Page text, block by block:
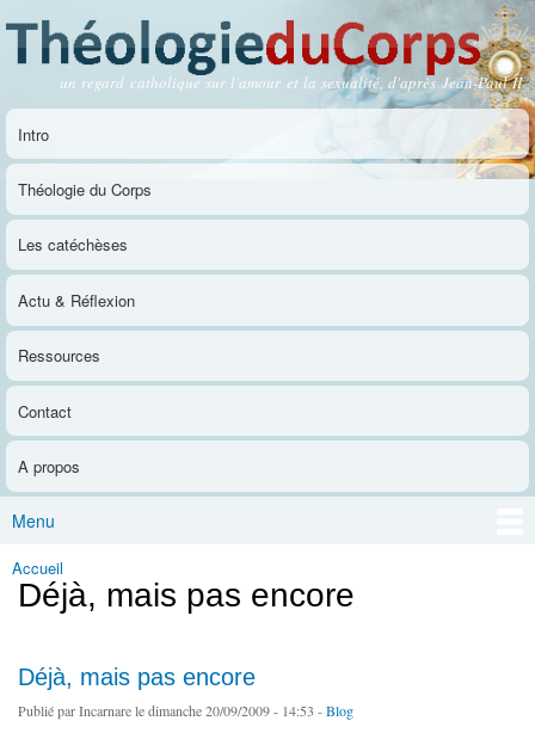
contenu
principal
Théologie du Corps
un regard catholique sur l'amour et la sexualité, d'après Jean-Paul II
Menu principal
Intro
Théologie du Corps
Les catéchèses
Actu & Réflexion
Ressources
Contact
A propos
Menu
Vous êtes ici
Accueil
Déjà, mais pas encore
Déjà, mais pas encore
Publié parIncarnarele dimanche 20/09/2009 - 14:53 -Blog